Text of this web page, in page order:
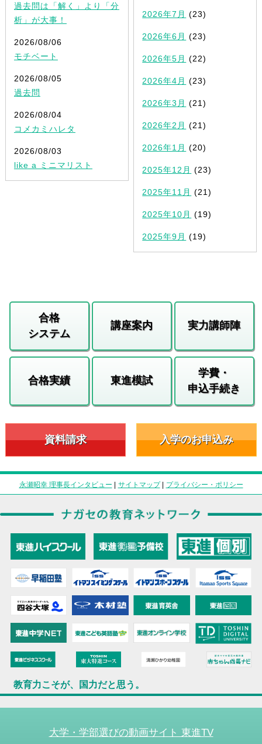
過去問は「解く」より「分
析」が大事！
2026/08/06
モチベート
2026/08/05
過去問
2026/08/04
コメカミハレタ
2026/08/03
like a ミニマリスト
2026年7月 (23)
2026年6月 (23)
2026年5月 (22)
2026年4月 (23)
2026年3月 (21)
2026年2月 (21)
2026年1月 (20)
2025年12月 (23)
2025年11月 (21)
2025年10月 (19)
2025年9月 (19)
合格
システム
講座案内 実力講師陣
合格実績 東進模試
学費・
申込手続き
資料請求 入学のお申込み
永瀬昭幸 理事長インタビュー | サイトマップ| プライバシー・ポリシー
教育力こそが、国力だと思う。
大学・学部選びの動画サイト 東進TV